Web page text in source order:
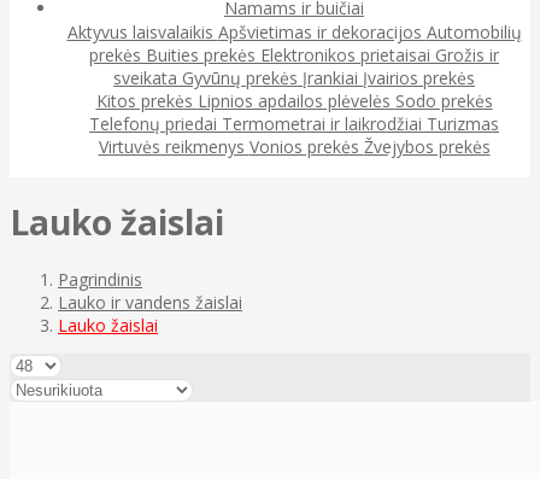
Namams ir buičiai
Aktyvus laisvalaikis Apšvietimas ir dekoracijos Automobilių
prekės Buities prekės Elektronikos prietaisai Grožis ir
sveikata Gyvūnų prekės Įrankiai Įvairios prekės
Kitos prekės Lipnios apdailos plėvelės Sodo prekės
Telefonų priedai Termometrai ir laikrodžiai Turizmas
Virtuvės reikmenys Vonios prekės Žvejybos prekės
Lauko žaislai
Pagrindinis
Lauko ir vandens žaislai
Lauko žaislai